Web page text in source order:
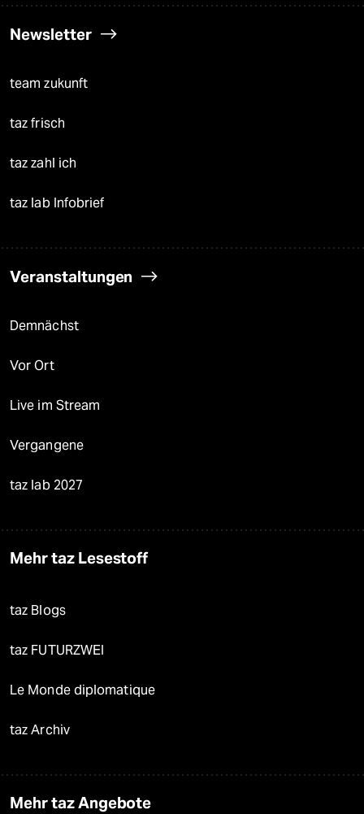
Newsletter
team zukunft
taz frisch
taz zahl ich
taz lab Infobrief
Veranstaltungen
Demnächst
Vor Ort
Live im Stream
Vergangene
taz lab 2027
Mehr taz Lesestoff
taz Blogs
taz FUTURZWEI
Le Monde diplomatique
taz Archiv
Mehr taz Angebote